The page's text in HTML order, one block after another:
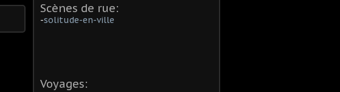
Scènes de rue:
-solitude-en-ville
Voyages: